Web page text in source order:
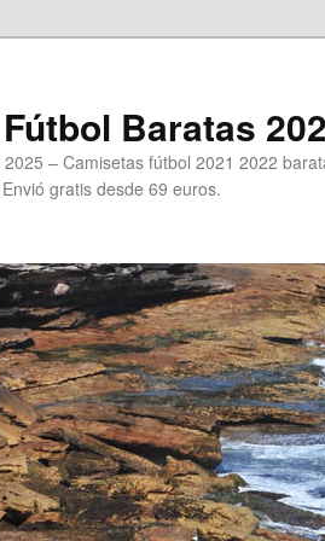
Baratas
– Camisetas fútbol 2021 2022
gratis desde 69 euros.